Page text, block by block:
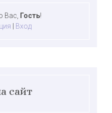
Вас Гость!
Вход
сайт